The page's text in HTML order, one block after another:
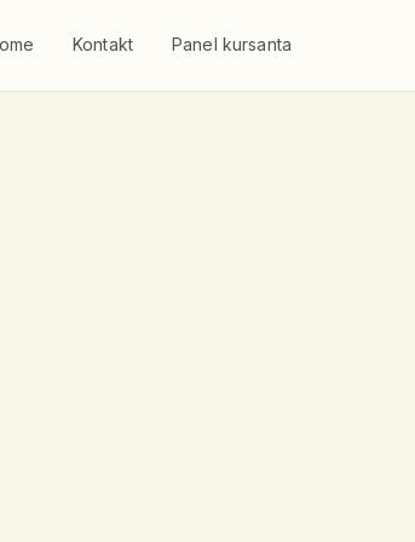
Kontakt Panel kursanta